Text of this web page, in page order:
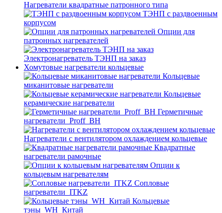
Нагреватели квадратные патронного типа
ТЭНП с раздвоенным
корпусом
Опции для
патронных нагревателей
Электронагреватель ТЭНП на заказ
Хомутовые нагреватели кольцевые
Кольцевые
миканитовые нагреватели
Кольцевые
керамические нагреватели
Герметичные
нагреватели_Proff_BH
Нагреватели с вентилятором охлаждением кольцевые
Квадратные
нагреватели рамочные
Опции к
кольцевым нагревателям
Cопловые
нагреватели_ITKZ
Кольцевые
тэны_WH_Китай